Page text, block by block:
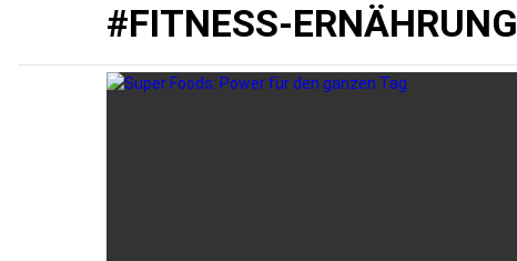
FITNESS-ERNÄHRUNG
LATEST